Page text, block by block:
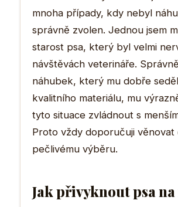
mnoha případy, kdy nebyl
správně zvolen. Jednou jsem
starost psa, který byl velmi
návštěvách veterináře.
náhubek, který mu dobře
kvalitního materiálu, mu
tyto situace zvládnout s
Proto vždy doporučuji věnovat
pečlivému výběru.
Jak přivyknout psa